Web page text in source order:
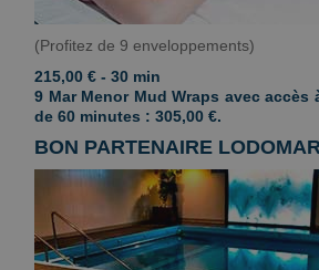
(Profitez de 9 enveloppements)
215,00 € - 30 min
9 Mar Menor Mud Wraps avec accès
de 60 minutes : 305,00 €.
BON PARTENAIRE